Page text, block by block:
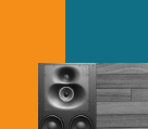
contenido
principal